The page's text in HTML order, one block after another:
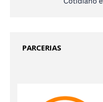
PARCERIAS